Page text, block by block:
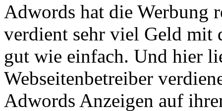
Adwords hat die Werbung
verdient sehr viel Geld mit
gut wie einfach. Und hier
Webseitenbetreiber
Adwords Anzeigen auf